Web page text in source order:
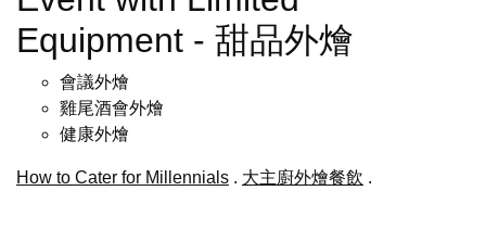
Equipment - 甜品外燴
會議外燴
雞尾酒會外燴
健康外燴
How to Cater for Millennials . 大主廚外燴餐飲 .